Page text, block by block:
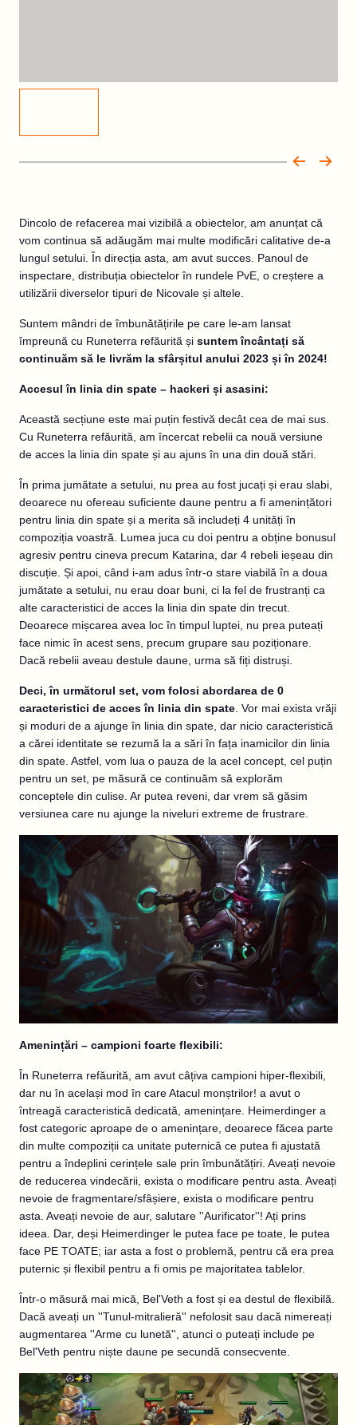
Dincolo de refacerea mai vizibilă a obiectelor, am anunțat că
vom continua să adăugăm mai multe modificări calitative de-a
lungul setului. În direcția asta, am avut succes. Panoul de
inspectare, distribuția obiectelor în rundele PvE, o creștere a
utilizării diverselor tipuri de Nicovale și altele.
Suntem mândri de îmbunătățirile pe care le-am lansat
împreună cu Runeterra refăurită și suntem încântați să
continuăm să le livrăm la sfârșitul anului 2023 și în 2024!
Accesul în linia din spate – hackeri și asasini:
Această secțiune este mai puțin festivă decât cea de mai sus.
Cu Runeterra refăurită, am încercat rebelii ca nouă versiune
de acces la linia din spate și au ajuns în una din două stări.
În prima jumătate a setului, nu prea au fost jucați și erau slabi,
deoarece nu ofereau suficiente daune pentru a fi amenințători
pentru linia din spate și a merita să includeți 4 unități în
compoziția voastră. Lumea juca cu doi pentru a obține bonusul
agresiv pentru cineva precum Katarina, dar 4 rebeli ieșeau din
discuție. Și apoi, când i-am adus într-o stare viabilă în a doua
jumătate a setului, nu erau doar buni, ci la fel de frustranți ca
alte caracteristici de acces la linia din spate din trecut.
Deoarece mișcarea avea loc în timpul luptei, nu prea puteați
face nimic în acest sens, precum grupare sau poziționare.
Dacă rebelii aveau destule daune, urma să fiți distruși.
Deci, în următorul set, vom folosi abordarea de 0
caracteristici de acces în linia din spate . Vor mai exista vrăji
și moduri de a ajunge în linia din spate, dar nicio caracteristică
a cărei identitate se rezumă la a sări în fața inamicilor din linia
din spate. Astfel, vom lua o pauza de la acel concept, cel puțin
pentru un set, pe măsură ce continuăm să explorăm
conceptele din culise. Ar putea reveni, dar vrem să găsim
versiunea care nu ajunge la niveluri extreme de frustrare.
Amenințări – campioni foarte flexibili:
În Runeterra refăurită, am avut câțiva campioni hiper-flexibili,
dar nu în același mod în care Atacul monștrilor! a avut o
întreagă caracteristică dedicată, amenințare. Heimerdinger a
fost categoric aproape de o amenințare, deoarece făcea parte
din multe compoziții ca unitate puternică ce putea fi ajustată
pentru a îndeplini cerințele sale prin îmbunătățiri. Aveați nevoie
de reducerea vindecării, exista o modificare pentru asta. Aveați
nevoie de fragmentare/sfâșiere, exista o modificare pentru
asta. Aveați nevoie de aur, salutare ''Aurificator''! Ați prins
ideea. Dar, deși Heimerdinger le putea face pe toate, le putea
face PE TOATE; iar asta a fost o problemă, pentru că era prea
puternic și flexibil pentru a fi omis pe majoritatea tablelor.
Într-o măsură mai mică, Bel'Veth a fost și ea destul de flexibilă.
Dacă aveați un ''Tunul-mitralieră'' nefolosit sau dacă nimereați
augmentarea ''Arme cu lunetă'', atunci o puteați include pe
Bel'Veth pentru niște daune pe secundă consecvente.